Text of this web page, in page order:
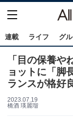
連載 ライフ グ
「目の保養
ョットに「脚
ランスが格好
2023.07.19
橋酒 瑛麗瑠